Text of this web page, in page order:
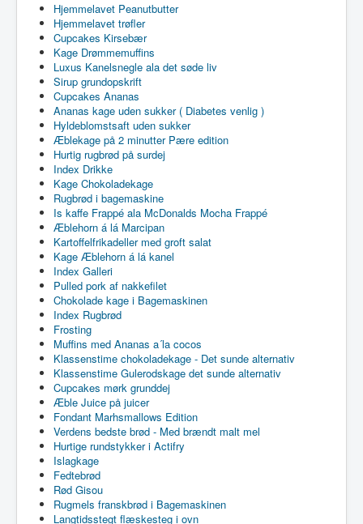
Hjemmelavet Peanutbutter
Hjemmelavet trøfler
Cupcakes Kirsebær
Kage Drømmemuffins
Luxus Kanelsnegle ala det søde liv
Sirup grundopskrift
Cupcakes Ananas
Ananas kage uden sukker ( Diabetes venlig )
Hyldeblomstsaft uden sukker
Æblekage på 2 minutter Pære edition
Hurtig rugbrød på surdej
Index Drikke
Kage Chokoladekage
Rugbrød i bagemaskine
Is kaffe Frappé ala McDonalds Mocha Frappé
Æblehorn á lá Marcipan
Kartoffelfrikadeller med groft salat
Kage Æblehorn á lá kanel
Index Galleri
Pulled pork af nakkefilet
Chokolade kage i Bagemaskinen
Index Rugbrød
Frosting
Muffins med Ananas a´la cocos
Klassenstime chokoladekage - Det sunde alternativ
Klassenstime Gulerodskage det sunde alternativ
Cupcakes mørk grunddej
Æble Juice på juicer
Fondant Marhsmallows Edition
Verdens bedste brød - Med brændt malt mel
Hurtige rundstykker i Actifry
Islagkage
Fedtebrød
Rød Gisou
Rugmels franskbrød i Bagemaskinen
Langtidsstegt flæskesteg i ovn